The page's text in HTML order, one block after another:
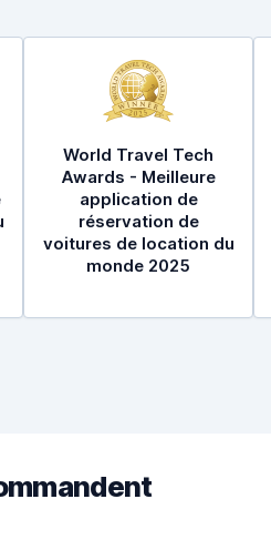
World Travel Tech
Awards - Meilleure
application de
réservation de
voitures de location du
monde 2025